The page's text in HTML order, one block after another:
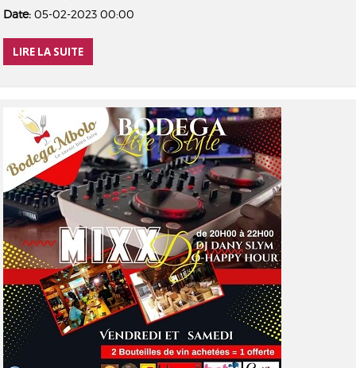
Date: 05-02-2023 00:00
LIRE LA SUITE